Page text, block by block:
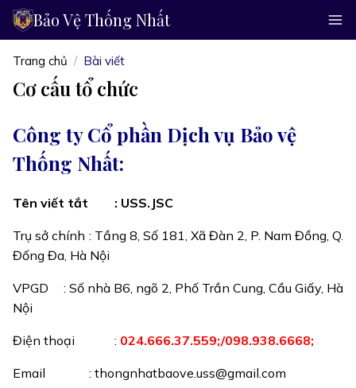
Bảo Vệ Thống Nhất
Trang chủ Bài viết
Cơ cấu tổ chức
Công ty Cổ phần Dịch vụ Bảo vệ
Thống Nhất:
Tên viết tắt : USS.JSC
Trụ sở chính : Tầng 8, Số 181, Xã Đàn 2, P. Nam Đồng, Q.
Đống Đa, Hà Nội
VPGD
: Số nhà B6, ngõ 2, Phố Trần Cung, Cầu Giấy, Hà
Nội
Điện thoại : 024.666.37.559;/098.938.6668;
Email : thongnhatbaove.uss@gmail.com